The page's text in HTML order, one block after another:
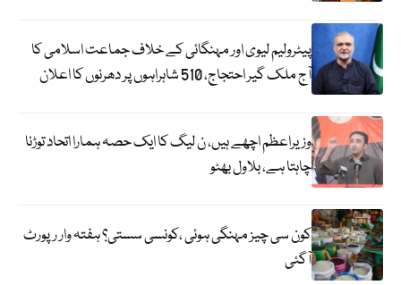
پیٹرولیم لیوی اور مہنگائی کے خلاف جماعت اسلامی کا
آج ملک گیر احتجاج، 510 شاہراہوں پر دھرنوں کا اعلان
وزیراعظم اچھے ہیں، ن لیگ کا ایک حصہ ہمارا اتحاد توڑنا
چاہتا ہے، بلاول بھٹو
کون سی چیز مہنگی ہوئی ،کونسی سستی؟ ہفتہ وار رپورٹ
آگئی